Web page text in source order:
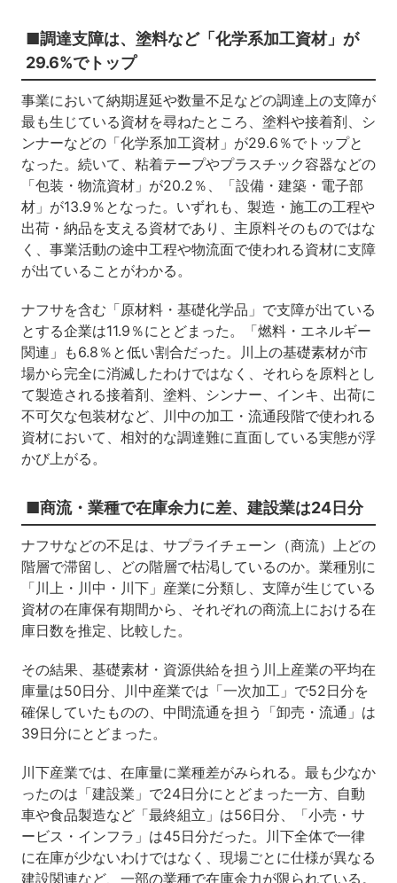
■調達支障は、塗料など「化学系加工資材」が
29.6%でトップ
事業において納期遅延や数量不足などの調達上の支障が
最も生じている資材を尋ねたところ、塗料や接着剤、シ
ンナーなどの「化学系加工資材」が29.6％でトップと
なった。続いて、粘着テープやプラスチック容器などの
「包装・物流資材」が20.2％、「設備・建築・電子部
材」が13.9％となった。いずれも、製造・施工の工程や
出荷・納品を支える資材であり、主原料そのものではな
く、事業活動の途中工程や物流面で使われる資材に支障
が出ていることがわかる。
ナフサを含む「原材料・基礎化学品」で支障が出ている
とする企業は11.9％にとどまった。「燃料・エネルギー
関連」も6.8％と低い割合だった。川上の基礎素材が市
場から完全に消滅したわけではなく、それらを原料とし
て製造される接着剤、塗料、シンナー、インキ、出荷に
不可欠な包装材など、川中の加工・流通段階で使われる
資材において、相対的な調達難に直面している実態が浮
かび上がる。
■商流・業種で在庫余力に差、建設業は24日分
ナフサなどの不足は、サプライチェーン（商流）上どの
階層で滞留し、どの階層で枯渇しているのか。業種別に
「川上・川中・川下」産業に分類し、支障が生じている
資材の在庫保有期間から、それぞれの商流上における在
庫日数を推定、比較した。
その結果、基礎素材・資源供給を担う川上産業の平均在
庫量は50日分、川中産業では「一次加工」で52日分を
確保していたものの、中間流通を担う「卸売・流通」は
39日分にとどまった。
川下産業では、在庫量に業種差がみられる。最も少なか
ったのは「建設業」で24日分にとどまった一方、自動
車や食品製造など「最終組立」は56日分、「小売・サ
ービス・インフラ」は45日分だった。川下全体で一律
に在庫が少ないわけではなく、現場ごとに仕様が異なる
建設関連など、一部の業種で在庫余力が限られている。